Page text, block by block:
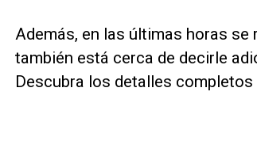
Además, en las últimas horas
también está cerca de decirle
Descubra los detalles